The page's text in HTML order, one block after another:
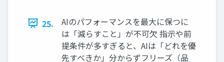
25.
AIのパフォーマンスを最大に保つに
は「減らすこと」が不可欠 指示や前
提条件が多すぎると、AIは「どれを優
先すべきか」分からずフリーズ（品